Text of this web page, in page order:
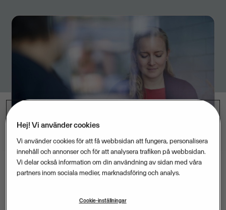
AB med e-handel, omnikanal
Hej! Vi använder cookies
Vi använder cookies för att få webbsidan att fungera, personalisera
innehåll och annonser och för att analysera trafiken på webbsidan.
Vi delar också information om din användning av sidan med våra
partners inom sociala medier, marknadsföring och analys.
Cookie-inställningar